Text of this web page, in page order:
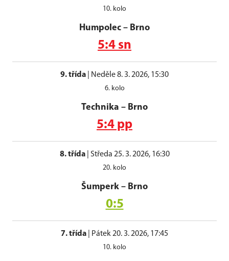
10. kolo
Humpolec – Brno
5:4 sn
9. třída Neděle 8. 3. 2026, 15:30
6. kolo
Technika – Brno
5:4 pp
8. třída| Středa 25. 3. 2026, 16:30
20. kolo
Šumperk – Brno
0:5
7. třída Pátek 20. 3. 2026, 17:45
10. kolo